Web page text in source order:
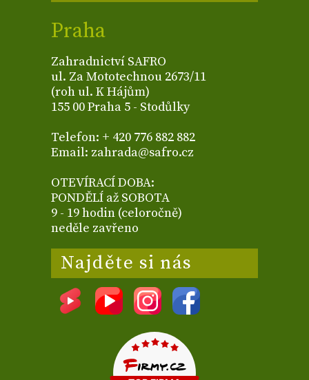
Praha
Zahradnictví SAFRO
ul. Za Mototechnou 2673/11
(roh ul. K Hájům)
155 00 Praha 5 - Stodůlky
Telefon: + 420 776 882 882
Email: zahrada@safro.cz
OTEVÍRACÍ DOBA:
PONDĚLÍ až SOBOTA
9 - 19 hodin (celoročně)
neděle zavřeno
Najděte si nás